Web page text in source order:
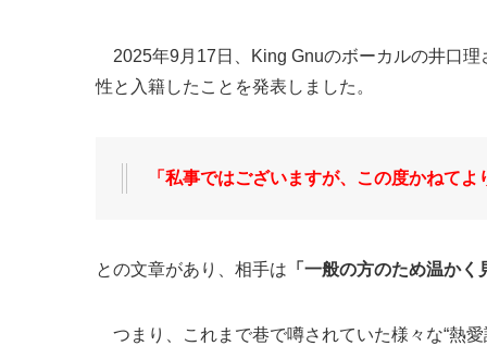
2025年9月17日、King Gnuのボーカルの井口
性と入籍したことを発表しました。
「私事ではございますが、この度かねて
との文章があり、相手は 「一般の方のため温か
つまり、これまで巷で噂されていた様々な“熱